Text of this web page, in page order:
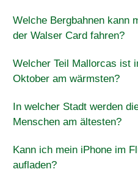
Welche Bergbahnen kann
der Walser Card fahren?
Welcher Teil Mallorcas ist
Oktober am wärmsten?
In welcher Stadt werden
Menschen am ältesten?
Kann ich mein iPhone im
aufladen?